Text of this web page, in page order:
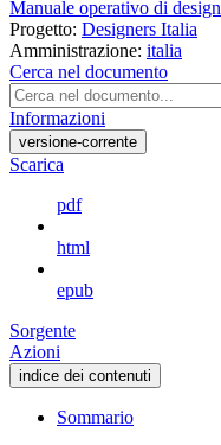
Manuale operativo di design
Progetto: Designers Italia
Amministrazione: italia
Cerca nel documento
Informazioni
versione-corrente
Scarica
pdf
html
epub
Sorgente
Azioni
indice dei contenuti
Sommario